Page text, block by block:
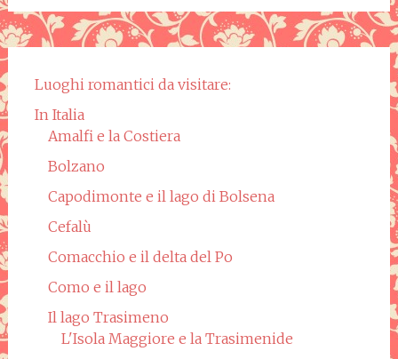
Luoghi romantici da visitare:
In Italia
Amalfi e la Costiera
Bolzano
Capodimonte e il lago di Bolsena
Cefalù
Comacchio e il delta del Po
Como e il lago
Il lago Trasimeno
L'Isola Maggiore e la Trasimenide